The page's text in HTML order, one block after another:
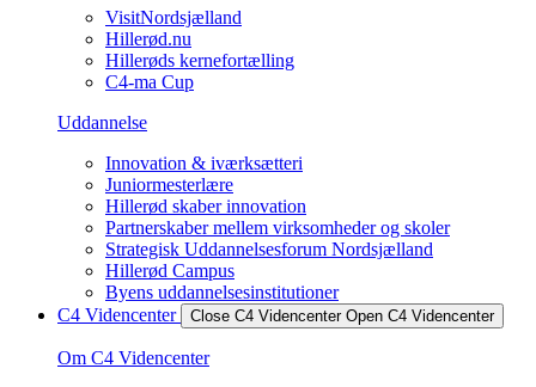
VisitNordsjælland
Hillerød.nu
Hillerøds kernefortælling
C4-ma Cup
Uddannelse
Innovation & iværksætteri
Juniormesterlære
Hillerød skaber innovation
Partnerskaber mellem virksomheder og skoler
Strategisk Uddannelsesforum Nordsjælland
Hillerød Campus
Byens uddannelsesinstitutioner
C4 Videncenter
Close C4 Videncenter Open C4 Videncenter
Om C4 Videncenter